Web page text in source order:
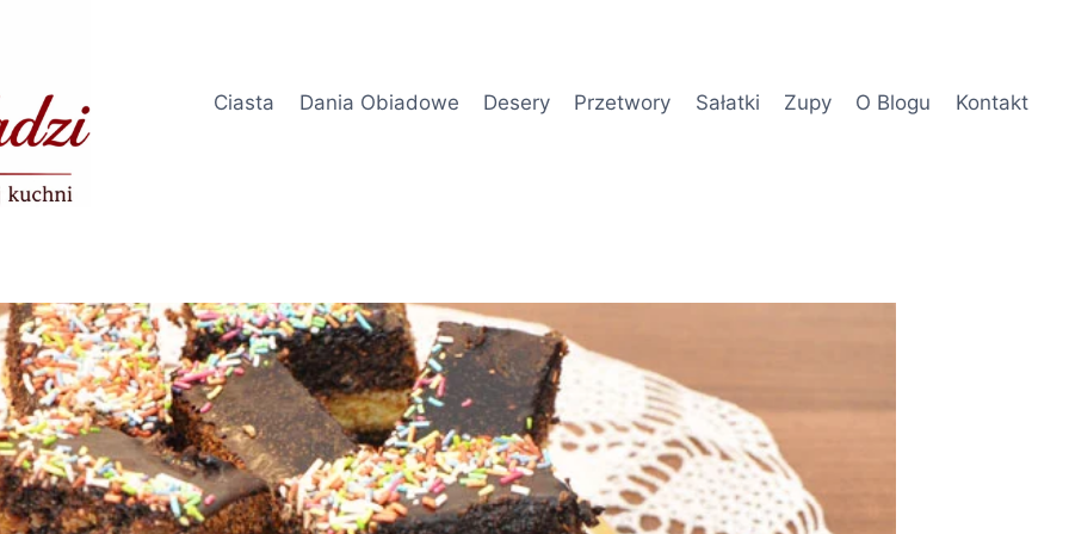
Ciasta
Dania Obiadowe Desery Przetwory Sałatki Zupy O Blogu Kontakt